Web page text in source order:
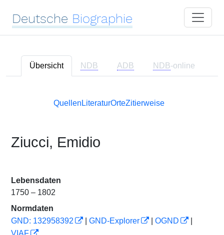
Deutsche Biographie
Übersicht NDB ADB NDB-online
Quellen LiteraturOrteZitierweise
Ziucci, Emidio
Lebensdaten
1750 – 1802
Normdaten
GND: 132958392
GND-Explorer OGND
VIAF